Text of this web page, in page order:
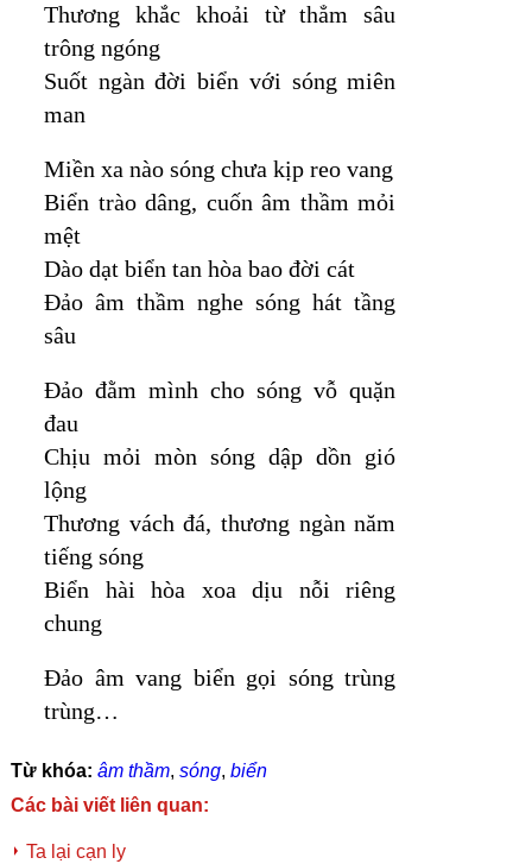
Thương khắc khoải từ thẳm sâu
trông ngóng
Suốt ngàn đời biển với sóng miên
man
Miền xa nào sóng chưa kịp reo vang
Biển trào dâng, cuốn âm thầm mỏi
mệt
Dào dạt biển tan hòa bao đời cát
Đảo âm thầm nghe sóng hát tầng
sâu
Đảo đằm mình cho sóng vỗ quặn
đau
Chịu mỏi mòn sóng dập dồn gió
lộng
Thương vách đá, thương ngàn năm
tiếng sóng
Biển hài hòa xoa dịu nỗi riêng
chung
Đảo âm vang biển gọi sóng trùng
trùng…
Từ khóa: âm thầm, sóng, biển
Các bài viết liên quan:
Ta lại cạn ly